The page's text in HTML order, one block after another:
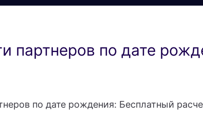
партнеров по дате
по дате рождения: Бесплатный